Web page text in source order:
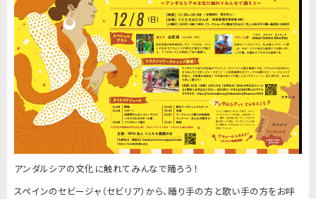
アンダルシアの文化に触れてみんなで踊ろう！
スペインのセビージャ（セビリア）から、踊り手の方と歌い手の方をお呼